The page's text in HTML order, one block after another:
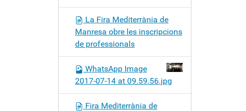
La Fira Mediterrània de
Manresa obre les inscripcions
de professionals
WhatsApp Image
2017-07-14 at 09.59.56.jpg
Fira Mediterrània de